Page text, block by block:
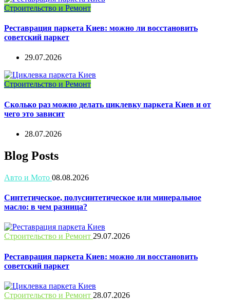
Строительство и Ремонт
Реставрация паркета Киев: можно ли восстановить
советский паркет
29.07.2026
Строительство и Ремонт
Сколько раз можно делать циклевку паркета Киев и от
чего это зависит
28.07.2026
Blog Posts
Авто и Мото 08.08.2026
Синтетическое, полусинтетическое или минеральное
масло: в чем разница?
Строительство и Ремонт 29.07.2026
Реставрация паркета Киев: можно ли восстановить
советский паркет
Строительство и Ремонт 28.07.2026